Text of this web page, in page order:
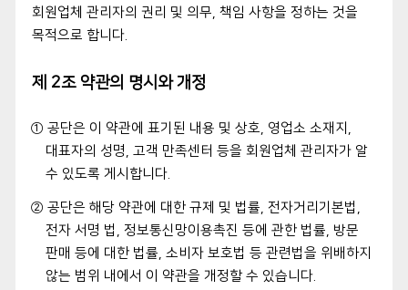
회원업체 관리자의 권리 및 의무, 책임 사항을 정하는 것을
목적으로 합니다.
제 2조 약관의 명시와 개정
① 공단은 이 약관에 표기된 내용 및 상호, 영업소 소재지,
대표자의 성명, 고객 만족센터 등을 회원업체 관리자가 알
수 있도록 게시합니다.
② 공단은 해당 약관에 대한 규제 및 법률, 전자거리기본법,
전자 서명 법, 정보통신망이용촉진 등에 관한 법률, 방문
판매 등에 대한 법률, 소비자 보호법 등 관련법을 위배하지
않는 범위 내에서 이 약관을 개정할 수 있습니다.